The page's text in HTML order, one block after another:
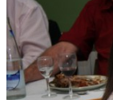
Log diploma en
Fotos▼
Sistemas Digitales